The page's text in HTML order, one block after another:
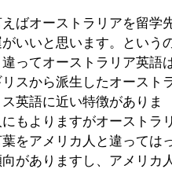
ばオーストラリアを留学
いいと思います。という
ってオーストラリア英語
スから派生したオースト
英語に近い特徴がありま
もよりますがオーストラ
をアメリカ人と違っては
がありますし、アメリカ